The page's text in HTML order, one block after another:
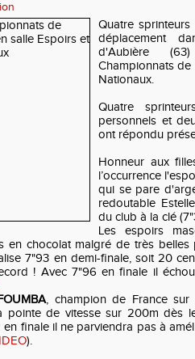
Quatre
déplacement
d'Aubière
Championnats de
Nationaux.
Quatre
personnels et
ont répondu
Honneur aux
l’occurrence
qui se pare
redoutable
du club à la clé
Les espoirs
en chocolat malgré de très
7"93 en demi-finale, soit 20
! Avec 7"96 en finale il
, champion de France
pointe de vitesse sur 200m dès
finale il ne parviendra pas à
).